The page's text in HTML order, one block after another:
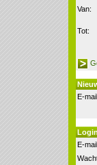
Van:
Tot:
E-
Login
E-